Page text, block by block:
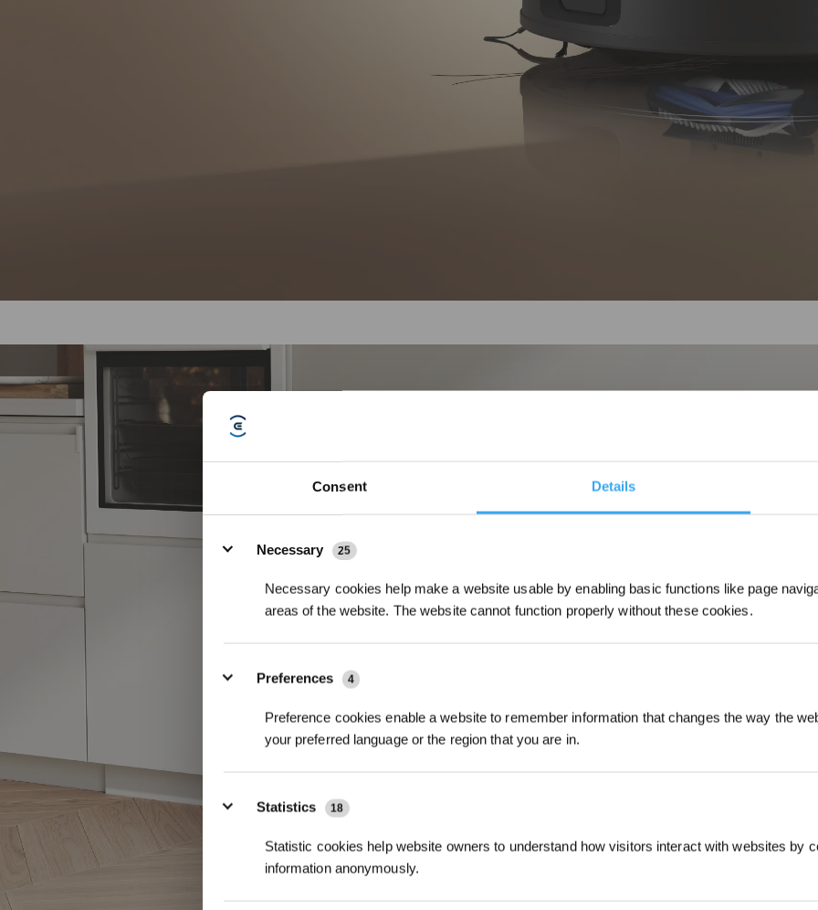
Consent Details
Necessary
25
Necessary cookies help make a website usable by enabling basic functions like page
areas of the website. The website cannot function properly without these cookies.
Preferences 4
Preference cookies enable a website to remember information that changes the way the
your preferred language or the region that you are in.
Statistics 18
Statistic cookies help website owners to understand how visitors interact with websites by
information anonymously.
Inscrivez-vous et